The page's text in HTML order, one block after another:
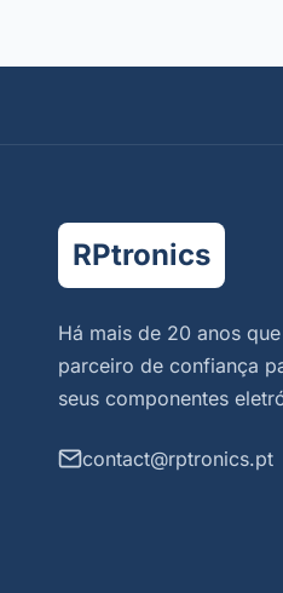
RPtronics
Há mais de 20 anos
parceiro de confiança
seus componentes
contact@rptronics.pt